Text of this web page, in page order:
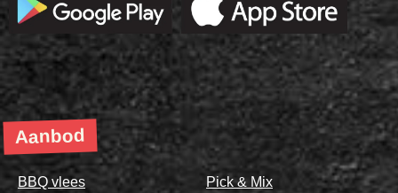
Aanbod
BBQ vlees
Pick & Mix